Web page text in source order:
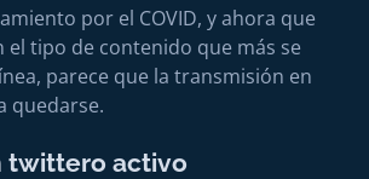
por el COVID, y ahora que
el tipo de contenido que más se
parece que la transmisión en
quedarse.
twittero activo